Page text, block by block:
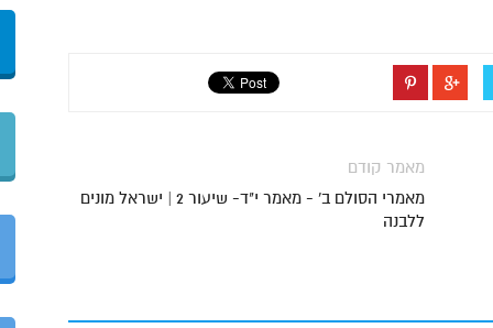
מאמר קודם
מאמרי הסולם ב' - מאמר י"ד- שיעור 2 | ישראל מונים
ללבנה